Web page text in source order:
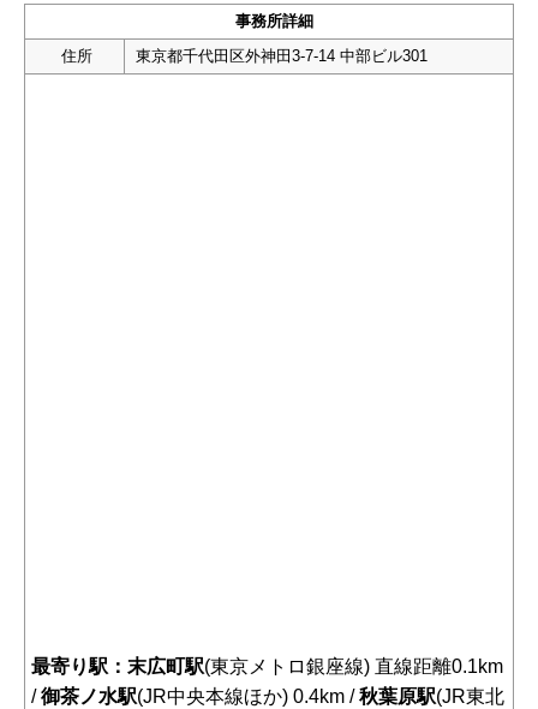
事務所詳細
住所
東京都千代田区外神田3-7-14 中部ビル301
最寄り駅：末広町駅(東京メトロ銀座線) 直線距離0.1km
/御茶ノ水駅(JR中央本線ほか) 0.4km /秋葉原駅(JR東北